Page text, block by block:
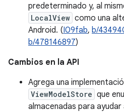
predeterminado y, al
LocalView como una
Android. (I09fab, b/
b/478146897)
Cambios en la API
Agrega una
ViewModelStore que
almacenadas para